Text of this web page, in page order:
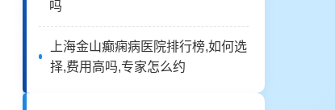
吗
上海金山癫痫病医院排行榜,如何选
择,费用高吗,专家怎么约